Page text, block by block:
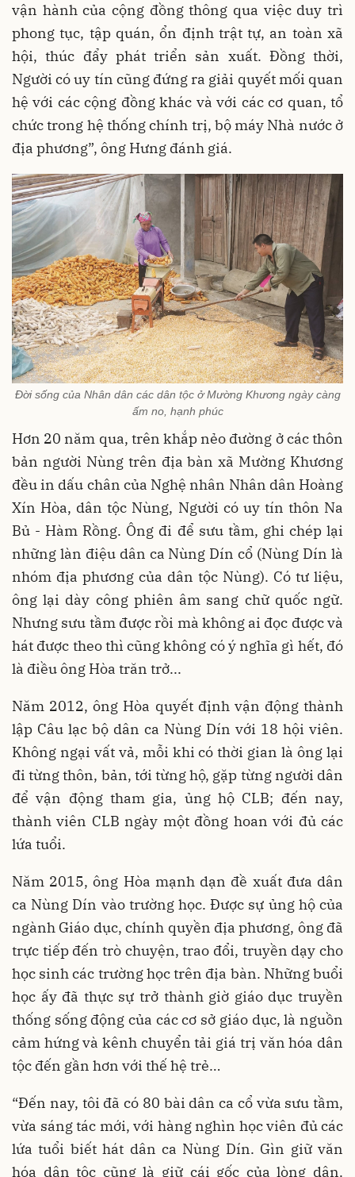
vận hành của cộng đồng thông qua việc duy trì
phong tục, tập quán, ổn định trật tự, an toàn xã
hội, thúc đẩy phát triển sản xuất. Đồng thời,
Người có uy tín cũng đứng ra giải quyết mối quan
hệ với các cộng đồng khác và với các cơ quan, tổ
chức trong hệ thống chính trị, bộ máy Nhà nước ở
địa phương”, ông Hưng đánh giá.
Đời sống của Nhân dân các dân tộc ở Mường Khương ngày càng
ấm no, hạnh phúc
Hơn 20 năm qua, trên khắp nẻo đường ở các thôn
bản người Nùng trên địa bàn xã Mường Khương
đều in dấu chân của Nghệ nhân Nhân dân Hoàng
Xín Hòa, dân tộc Nùng, Người có uy tín thôn Na
Bủ - Hàm Rồng. Ông đi để sưu tầm, ghi chép lại
những làn điệu dân ca Nùng Dín cổ (Nùng Dín là
nhóm địa phương của dân tộc Nùng). Có tư liệu,
ông lại dày công phiên âm sang chữ quốc ngữ.
Nhưng sưu tầm được rồi mà không ai đọc được và
hát được theo thì cũng không có ý nghĩa gì hết, đó
là điều ông Hòa trăn trở...
Năm 2012, ông Hòa quyết định vận động thành
lập Câu lạc bộ dân ca Nùng Dín với 18 hội viên.
Không ngại vất vả, mỗi khi có thời gian là ông lại
đi từng thôn, bản, tới từng hộ, gặp từng người dân
để vận động tham gia, ủng hộ CLB; đến nay,
thành viên CLB ngày một đồng hoan với đủ các
lứa tuổi.
Năm 2015, ông Hòa mạnh dạn đề xuất đưa dân
ca Nùng Dín vào trường học. Được sự ủng hộ của
ngành Giáo dục, chính quyền địa phương, ông đã
trực tiếp đến trò chuyện, trao đổi, truyền dạy cho
học sinh các trường học trên địa bàn. Những buổi
học ấy đã thực sự trở thành giờ giáo dục truyền
thống sống động của các cơ sở giáo dục, là nguồn
cảm hứng và kênh chuyển tải giá trị văn hóa dân
tộc đến gần hơn với thế hệ trẻ…
“Đến nay, tôi đã có 80 bài dân ca cổ vừa sưu tầm,
vừa sáng tác mới, với hàng nghìn học viên đủ các
lứa tuổi biết hát dân ca Nùng Dín. Gìn giữ văn
hóa dân tộc cũng là giữ cái gốc của lòng dân.